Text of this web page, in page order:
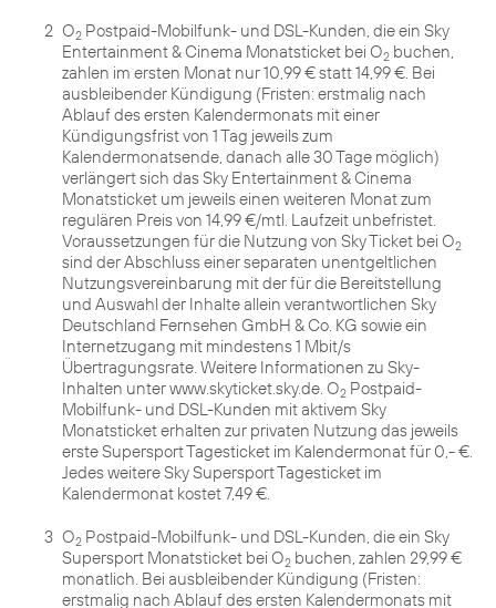
2 O2 Postpaid-Mobilfunk- und DSL-Kunden, die ein Sky
Entertainment & Cinema Monatsticket bei O2 buchen,
zahlen im ersten Monat nur 10,99 € statt 14,99 €. Bei
ausbleibender Kündigung (Fristen: erstmalig nach
Ablauf des ersten Kalendermonats mit einer
Kündigungsfrist von 1 Tag jeweils zum
Kalendermonatsende, danach alle 30 Tage möglich)
verlängert sich das Sky Entertainment & Cinema
Monatsticket um jeweils einen weiteren Monat zum
regulären Preis von 14,99 €/mtl. Laufzeit unbefristet.
Voraussetzungen für die Nutzung von Sky Ticket bei O2
sind der Abschluss einer separaten unentgeltlichen
Nutzungsvereinbarung mit der für die Bereitstellung
und Auswahl der Inhalte allein verantwortlichen Sky
Deutschland Fernsehen GmbH & Co. KG sowie ein
Internetzugang mit mindestens 1 Mbit/s
Übertragungsrate. Weitere Informationen zu Sky-
Inhalten unter www.skyticket.sky.de. O2 Postpaid-
Mobilfunk- und DSL-Kunden mit aktivem Sky
Monatsticket erhalten zur privaten Nutzung das jeweils
erste Supersport Tagesticket im Kalendermonat für 0,- €.
Jedes weitere Sky Supersport Tagesticket im
Kalendermonat kostet 7,49 €.
3 O2 Postpaid-Mobilfunk- und DSL-Kunden, die ein Sky
Supersport Monatsticket bei O2 buchen, zahlen 29,99 €
monatlich. Bei ausbleibender Kündigung (Fristen:
erstmalig nach Ablauf des ersten Kalendermonats mit